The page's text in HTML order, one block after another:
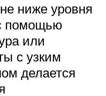
ниже уровня
помощью
или
с узким
делается